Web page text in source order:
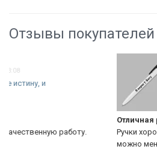
Отзывы покупателей
Пядышева
23
Ручка
Ручки хорошего качества,
можно менять стержень.